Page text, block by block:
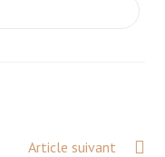
Article suivant